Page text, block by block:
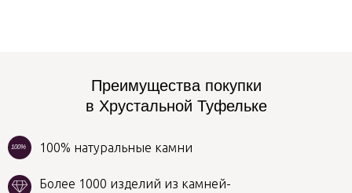
100% натуральные камни
100%
Преимущества покупки
в Хрустальной Туфельке
Более 1000 изделий из камней-